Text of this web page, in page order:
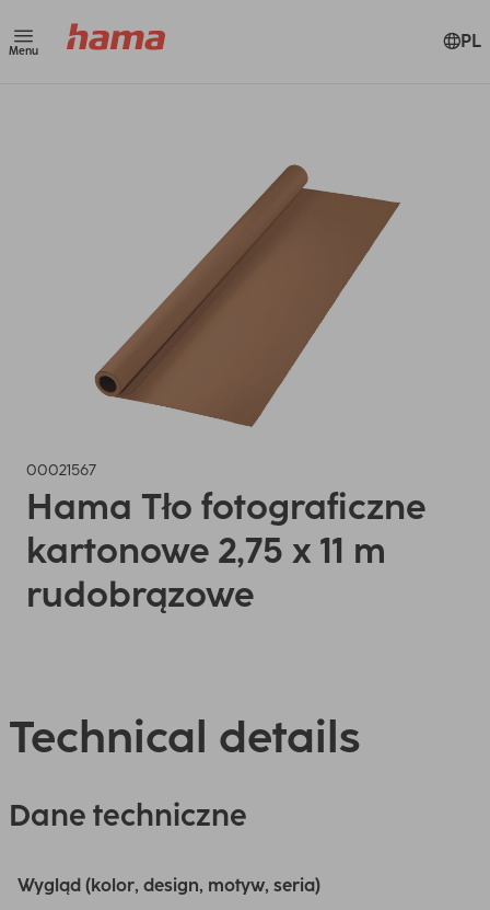
Menu PL
00021567
Hama Tło fotograficzne
kartonowe 2,75 x 11 m
rudobrązowe
Technical details
Dane techniczne
Wygląd (kolor, design, motyw, seria)